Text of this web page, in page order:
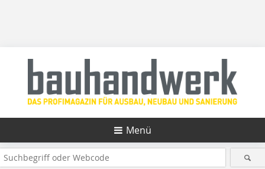
Menü